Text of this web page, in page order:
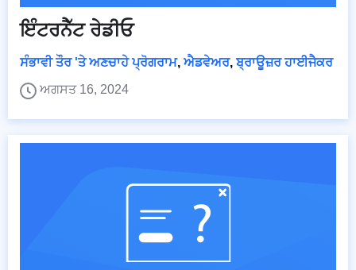
ਇੰਟਰਨੈੱਟ ਰੇਡੀਓ
ਸੰਭਾਵੀ ਤੌਰ 'ਤੇ ਅਣਚਾਹੇ ਪ੍ਰੋਗਰਾਮ, ਐਡਵੇਅਰ,ਬ੍ਰਾਊਜ਼ਰ ਹਾਈਜੈਕਰ
ਅਗਸਤ 16, 2024